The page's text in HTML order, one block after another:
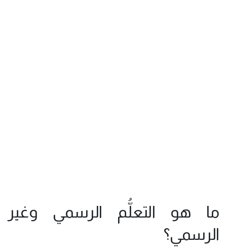
ما هو التعلُّم الرسمي وغير
الرسمي؟